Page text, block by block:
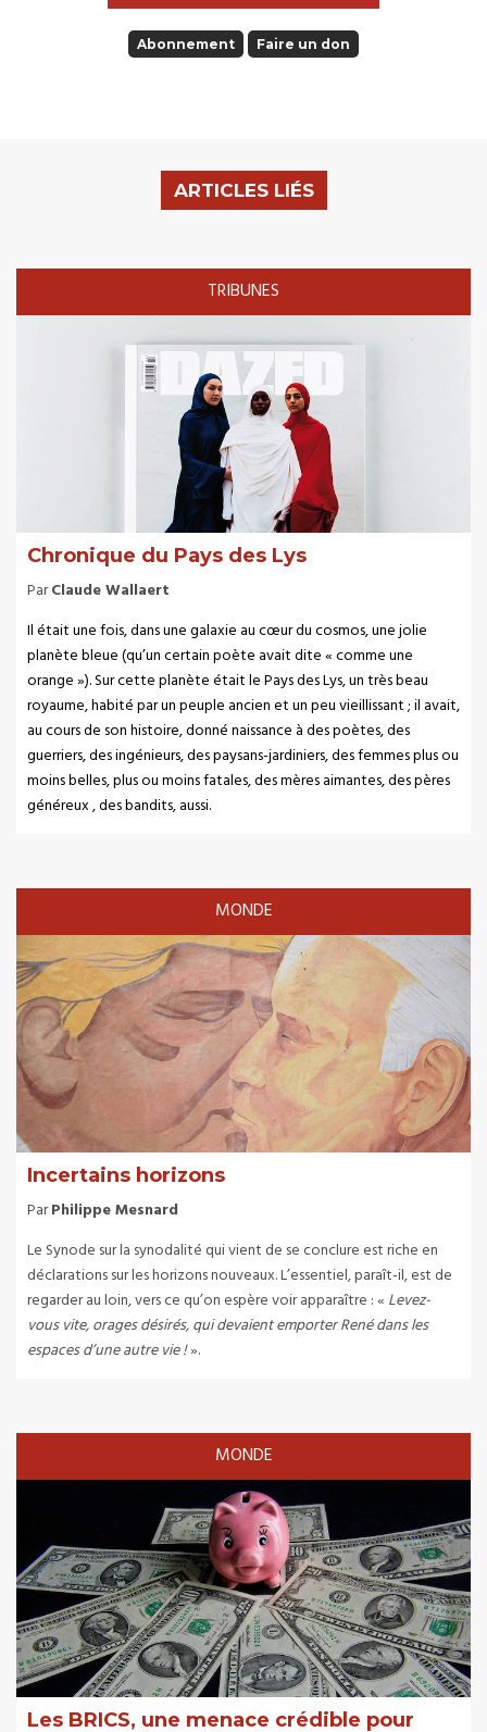
Abonnement Faire un don
ARTICLES LIÉS
TRIBUNES
Chronique du Pays des Lys
ParClaude Wallaert
Il était une fois, dans une galaxie au cœur du cosmos, une jolie
planète bleue (qu’un certain poète avait dite « comme une
orange »). Sur cette planète était le Pays des Lys, un très beau
royaume, habité par un peuple ancien et un peu vieillissant ; il avait,
au cours de son histoire, donné naissance à des poètes, des
guerriers, des ingénieurs, des paysans-jardiniers, des femmes plus ou
moins belles, plus ou moins fatales, des mères aimantes, des pères
généreux , des bandits, aussi.
MONDE
Incertains horizons
ParPhilippe Mesnard
Le Synode sur la synodalité qui vient de se conclure est riche en
déclarations sur les horizons nouveaux. L’essentiel, paraît-il, est de
regarder au loin, vers ce qu’on espère voir apparaître : « Levez-
vous vite, orages désirés, qui devaient emporter René dans les
espaces d’une autre vie !».
MONDE
Les BRICS, une menace crédible pour